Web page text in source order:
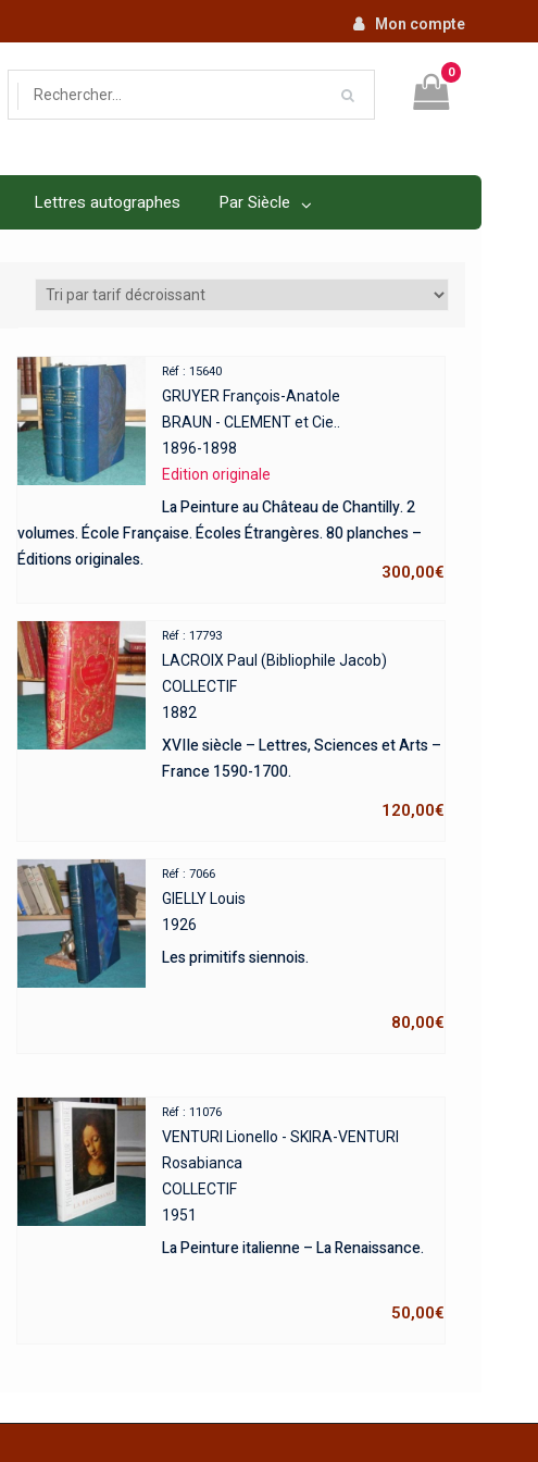
Mon compte
0
Lettres autographes Par Siècle
Réf : 15640
GRUYER François-Anatole
BRAUN - CLEMENT et Cie..
1896-1898
Edition originale
La Peinture au Château de Chantilly. 2
volumes. École Française. Écoles Étrangères. 80 planches –
Éditions originales.
300,00€
Réf : 17793
LACROIX Paul (Bibliophile Jacob)
COLLECTIF
1882
XVIIe siècle – Lettres, Sciences et Arts –
France 1590-1700.
120,00€
Réf : 7066
GIELLY Louis
1926
Les primitifs siennois.
80,00€
Réf : 11076
VENTURI Lionello - SKIRA-VENTURI
Rosabianca
COLLECTIF
1951
La Peinture italienne – La Renaissance.
50,00€